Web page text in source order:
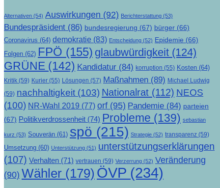
Alternativen (54) Auswirkungen (92) Berichterstattung (53)
Bundespräsident (86) bundesregierung (67) bürger (66)
Coronavirus (64) demokratie (83) Entscheidung (52) Epidemie (66)
Folgen (62) FPÖ (155) glaubwürdigkeit (124)
GRÜNE (142) Kandidatur (84) korruption (55) Kosten (64)
Kritik (59) Kurier (55) Lösungen (57) Maßnahmen (89) Michael Ludwig
(59) nachhaltigkeit (103) Nationalrat (112) NEOS
(100) NR-Wahl 2019 (77) orf (95) Pandemie (84) parteien
(67) Politikverdrossenheit (74) Probleme (139) sebastian
kurz (53) Souverän (61) spö (215) Strategie (52) transparenz (59)
Umsetzung (60) Unterstützung (51) unterstützungserklärungen
(107) Verhalten (71) vertrauen (59) Verzerrung (52) Veränderung
(90) Wähler (179) ÖVP (234)